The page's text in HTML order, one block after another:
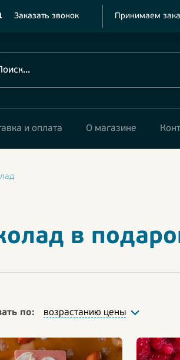
Заказать звонок Принимаем
и оплата О магазине
в
по: возрастанию цены